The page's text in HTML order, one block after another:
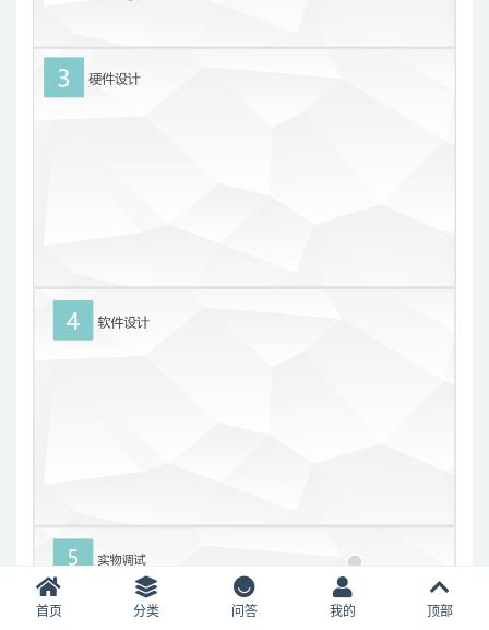
首页 分类 问答 我的 顶部